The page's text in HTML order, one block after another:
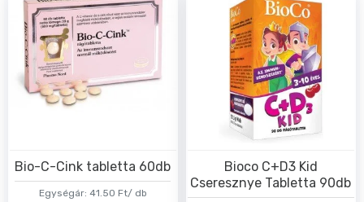
Egységár: 41.50 Ft/ db
Bio-C-Cink tabletta 60db
Bioco C+D3 Kid
Cseresznye Tabletta 90db